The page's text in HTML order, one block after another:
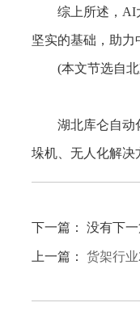
综上所述，AI
坚实的基础，助
(本文节选自
湖北库仑自动
垛机、无人化解决
下一篇： 没有下
上一篇： 货架行业